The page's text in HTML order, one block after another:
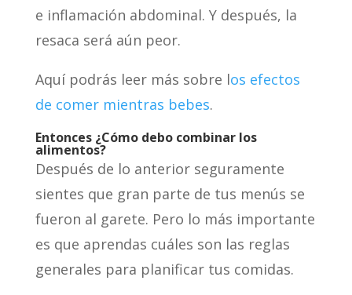
e inflamación abdominal. Y después, la
resaca será aún peor.
Aquí podrás leer más sobre los efectos
de comer mientras bebes.
Entonces ¿Cómo debo combinar los
alimentos?
Después de lo anterior seguramente
sientes que gran parte de tus menús se
fueron al garete. Pero lo más importante
es que aprendas cuáles son las reglas
generales para planificar tus comidas.